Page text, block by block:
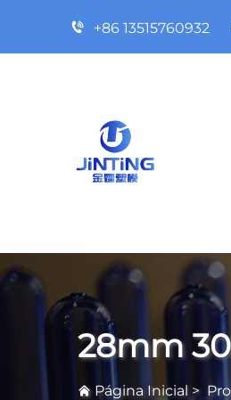
+86 13515760932
28mm
Página Inicial >